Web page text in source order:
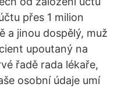
přes 1 milion
a jinou dospělý, muž
upoutaný na
řadě rada lékaře,
osobní údaje umí